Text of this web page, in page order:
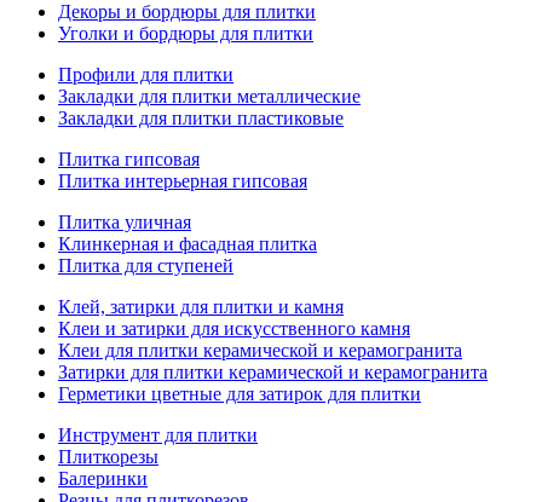
Декоры и бордюры для плитки
Уголки и бордюры для плитки
Профили для плитки
Закладки для плитки металлические
Закладки для плитки пластиковые
Плитка гипсовая
Плитка интерьерная гипсовая
Плитка уличная
Клинкерная и фасадная плитка
Плитка для ступеней
Клей, затирки для плитки и камня
Клеи и затирки для искусственного камня
Клеи для плитки керамической и керамогранита
Затирки для плитки керамической и керамогранита
Герметики цветные для затирок для плитки
Инструмент для плитки
Плиткорезы
Балеринки